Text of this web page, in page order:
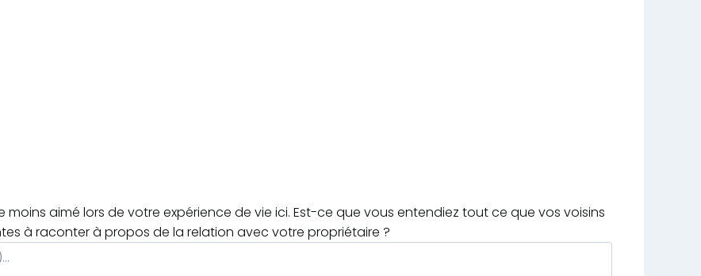
aimé lors de votre expérience de vie ici. Est-ce que vous entendiez tout ce que vos voisins
à raconter à propos de la relation avec votre propriétaire ?